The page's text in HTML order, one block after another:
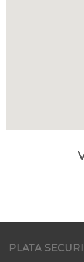
PLATA